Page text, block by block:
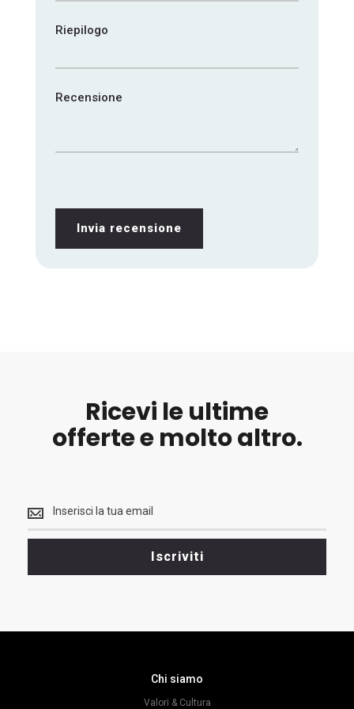
Riepilogo
Recensione
Invia recensione
Ricevi le ultime
offerte e molto altro.
le
ultime
<br>
Iscriviti
Chi siamo
Valori & Cultura